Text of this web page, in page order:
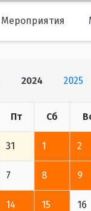
Мероприятия
2024 2025
Пт Сб
31 1 2
7 8 9
14 15 16